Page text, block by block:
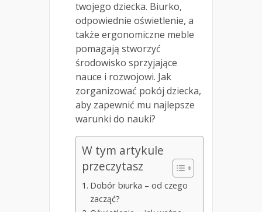
twojego dziecka. Biurko,
odpowiednie oświetlenie, a
także ergonomiczne meble
pomagają stworzyć
środowisko sprzyjające
nauce i rozwojowi. Jak
zorganizować pokój dziecka,
aby zapewnić mu najlepsze
warunki do nauki?
W tym artykule
przeczytasz
Dobór biurka – od czego
zacząć?